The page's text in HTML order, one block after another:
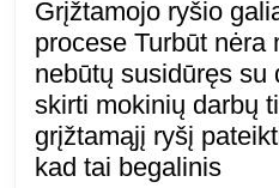
Grįžtamojo ryšio galia mokymosi
procese Turbūt nėra
nebūtų susidūręs su
skirti mokinių darbų
grįžtamąjį ryšį
kad tai begalinis